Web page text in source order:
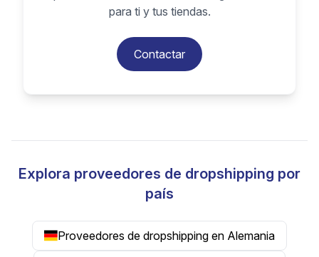
para ti y tus tiendas.
Contactar
Explora proveedores de dropshipping por
país
Proveedores de dropshipping en Alemania